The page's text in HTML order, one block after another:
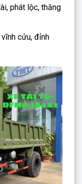
phát lộc, thăng
cửu, đỉnh